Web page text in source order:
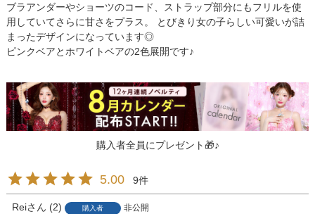
ブラアンダーやショーツのコード、ストラップ部分にもフリルを使
用していてさらに甘さをプラス。 とびきり女の子らしい可愛いが詰
まったデザインになっています◎
ピンクベアとホワイトベアの2色展開です♪
購入者全員にプレゼント🎁♪
5.00 9
Rei 2 購入者
非公開